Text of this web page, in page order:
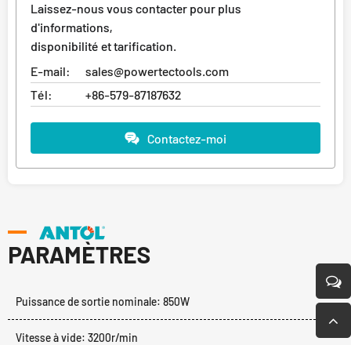
Laissez-nous vous contacter pour plus
d'informations,
disponibilité et tarification.
E-mail:
sales@powertectools.com
Tél:
+86-579-87187632
Contactez-moi
PARAMÈTRES
Puissance de sortie nominale: 850W
Vitesse à vide: 3200r/min